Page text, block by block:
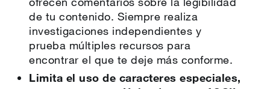
de tu contenido. Siempre realiza
investigaciones independientes y
prueba múltiples recursos para
encontrar el que te deje más conforme.
Limita el uso de caracteres especiales,